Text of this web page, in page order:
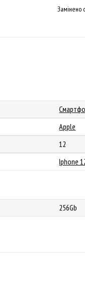
Замінено
Apple
12
Iphone
256Gb